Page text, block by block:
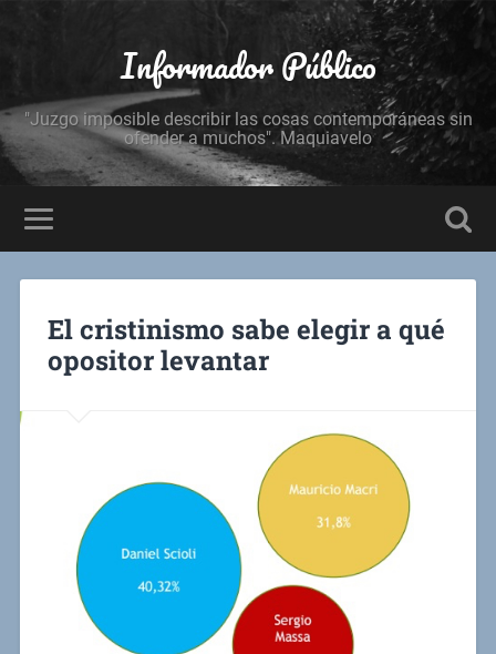
Informador Público
"Juzgo imposible describir las cosas contemporáneas sin
ofender a muchos". Maquiavelo
El cristinismo sabe elegir a qué
opositor levantar